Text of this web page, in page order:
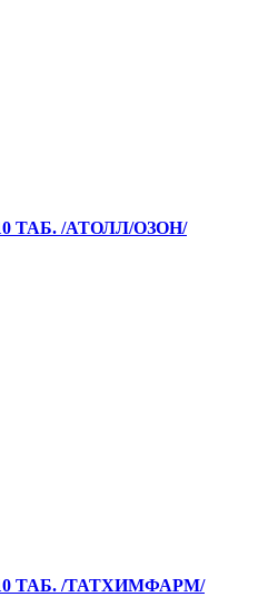
ТАБ. /АТОЛЛ/ОЗОН/
ТАБ. /ТАТХИМФАРМ/